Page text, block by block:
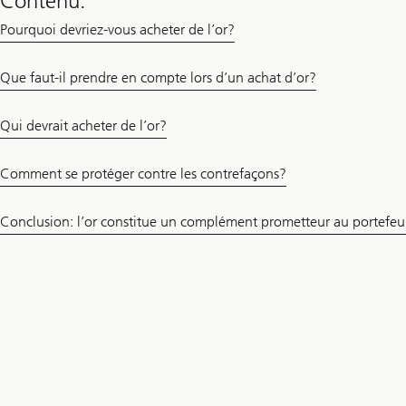
Pourquoi devriez-vous acheter de l’or?
Que faut-il prendre en compte lors d’un achat d’or?
Qui devrait acheter de l’or?
Comment se protéger contre les contrefaçons?
Conclusion: l’or constitue un complément prometteur au